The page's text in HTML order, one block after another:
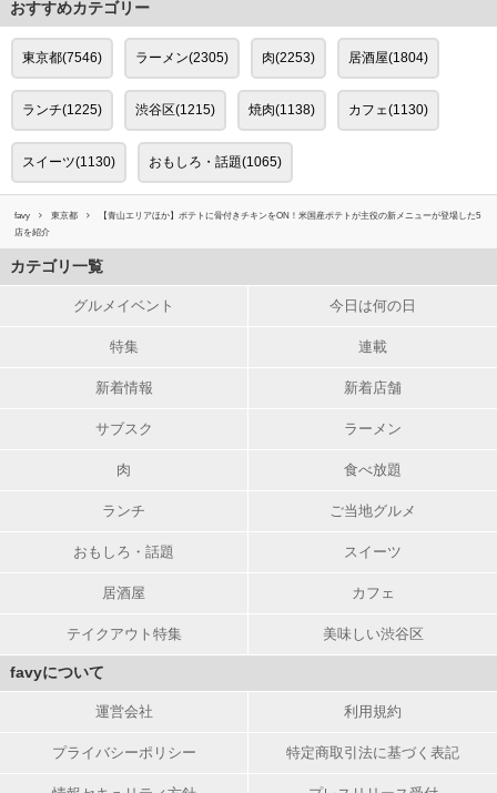
おすすめカテゴリー
東京都(7546) ラーメン(2305) 肉(2253) 居酒屋(1804)
ランチ(1225) 渋谷区(1215) 焼肉(1138) カフェ(1130)
スイーツ(1130) おもしろ・話題(1065)
favy 東京都
【青山エリアほか】ポテトに骨付きチキンをON！米国産ポテトが主役の新メニューが登場した5
店を紹介
カテゴリ一覧
グルメイベント 今日は何の日
特集 連載
新着情報 新着店舗
サブスク ラーメン
肉 食べ放題
ランチ ご当地グルメ
おもしろ・話題 スイーツ
居酒屋 カフェ
テイクアウト特集 美味しい渋谷区
favyについて
運営会社 利用規約
プライバシーポリシー 特定商取引法に基づく表記